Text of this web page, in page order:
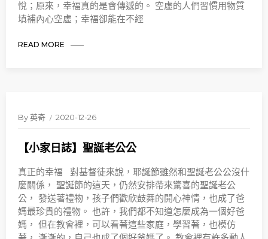
悅；原來，幸福真的是會傳遞的。 空虛的人們習慣用物質
填補內心空虛；幸福卻能在不經
READ MORE
By英奇 2020-12-26
【小家日誌】聖誕老公公
真正的幸福 對基督徒來說，耶誕節雖然和聖誕老公公沒什
麼關係， 聖誕節的這天，仍然安排帶來驚喜的聖誕老公
公， 發送著禮物，孩子們歡欣鼓舞的開心神情，也成了爸
媽最珍貴的禮物。 也許，我們都不知道怎麼成為一個好爸
媽， 但在教會裡，可以看著這些家庭，學習著，也模仿